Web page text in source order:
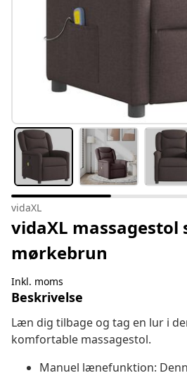
vidaXL
vidaXL massagestol
mørkebrun
Inkl. moms
Beskrivelse
Læn dig tilbage og tag en lur i
komfortable massagestol.
Manuel lænefunktion: